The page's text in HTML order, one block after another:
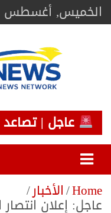
Skip
toالخميس, أغسطس 6, 2026
BAZNEWS
شبكة باز الإخبارية
عاجل |
Home الأخبار
عاجل: إعلان